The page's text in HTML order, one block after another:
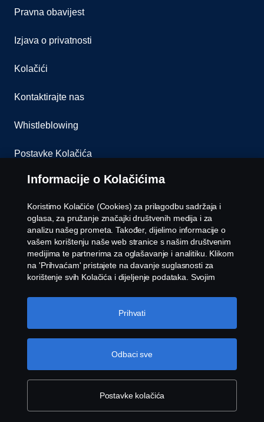
Pravna obavijest
Izjava o privatnosti
Kolačići
Kontaktirajte nas
Whistleblowing
Postavke Kolačića
© Copyright Scania 2026 Sva prava pridržana.
Scania Hrvatska d.o.o. Karlovačka cesta 96, 10250
Lučko, Hrvatska, tel. +385 1 333 0 111.
Informacije o Kolačićima
Koristimo Kolačiće (Cookies) za prilagodbu sadržaja i
oglasa, za pružanje značajki društvenih medija i za
analizu našeg prometa. Također, dijelimo informacije o
vašem korištenju naše web stranice s našim društvenim
medijima te partnerima za oglašavanje i analitiku. Klikom
na 'Prihvaćam' pristajete na davanje suglasnosti za
korištenje svih Kolačića i dijeljenje podataka. Svojim
Kolačića' i odabirom kategorija koje želite prihvatiti. Za
detaljnije objašnjenje o tome kako koristimo Kolačiće,
Postavke kolačića
Odbaci sve
Prihvati